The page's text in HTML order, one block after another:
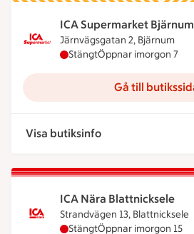
ICA Supermarket Bjärnum
Järnvägsgatan 2, Bjärnum
ICA Supermarket
StängtÖppnar imorgon 7
Gå till
Visa butiksinfo
ICA Nära Blattnicksele
Strandvägen 13, Blattnicksele
ICA Nära Blattnicksele
StängtÖppnar imorgon 15